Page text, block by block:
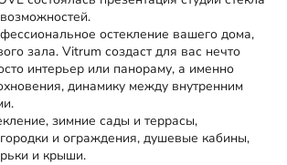
остекление вашего дома,
зала. Vitrum создаст для вас нечто
интерьер или панораму, а именно
динамику между внутренним
зимние сады и террасы,
и ограждения, душевые кабины,
и крыши.